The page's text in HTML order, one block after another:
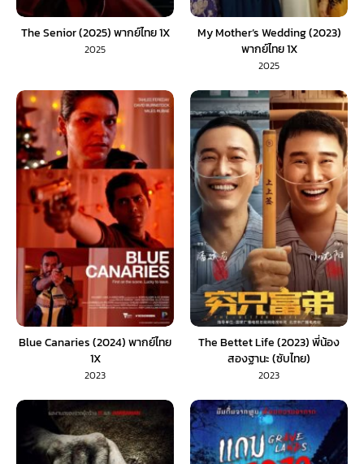
The Senior (2025) พากย์ไทย 1X
2025
My Mother’s Wedding (2023)
พากย์ไทย 1X
2025
Blue Canaries (2024) พากย์ไทย
1X
2023
The Bettet Life (2023) พี่น้อง
สองฐานะ (ซับไทย)
2023